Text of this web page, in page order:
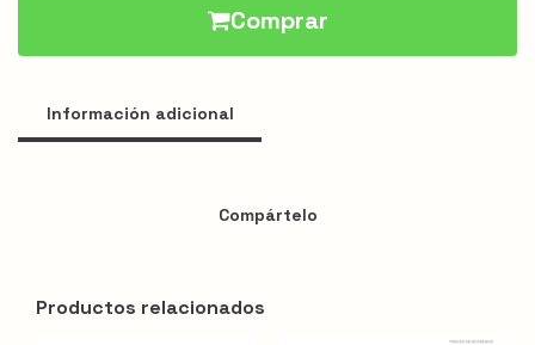
Comprar
Información adicional
Compártelo
Productos relacionados
Bebidas
Menú